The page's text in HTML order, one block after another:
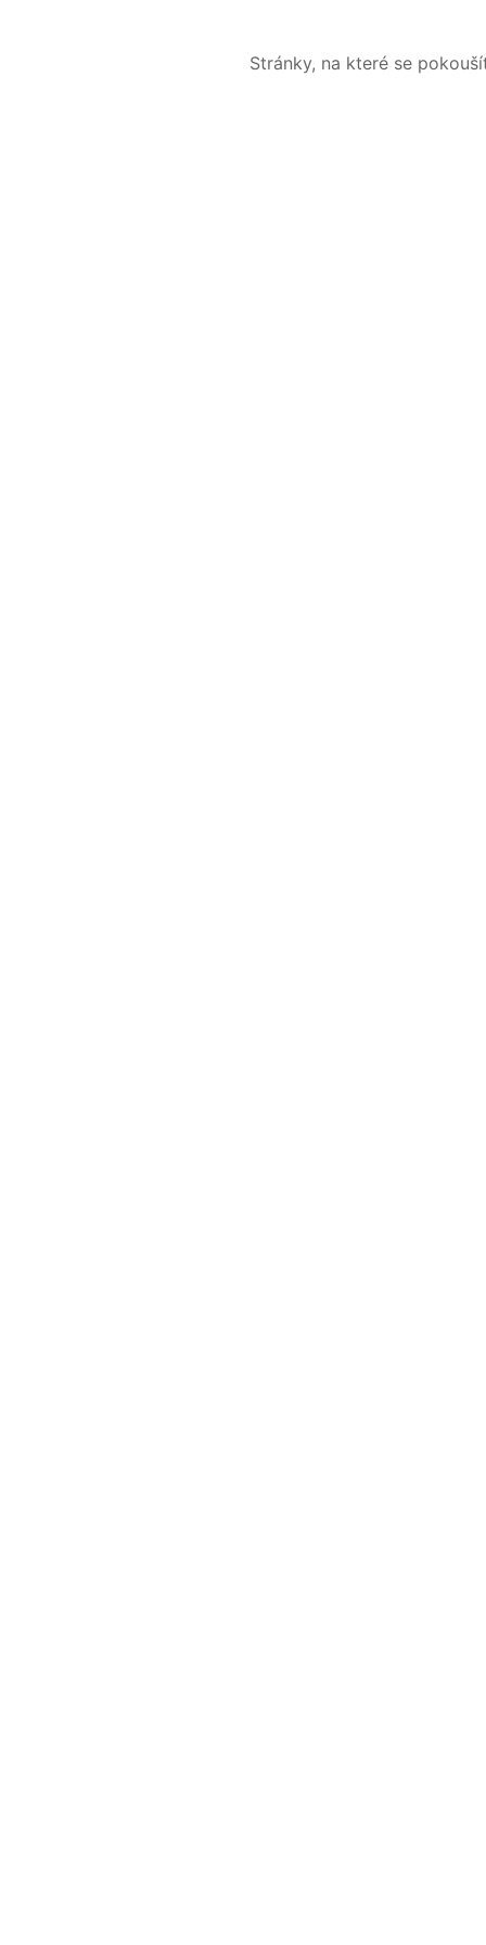
Stránky, na které se